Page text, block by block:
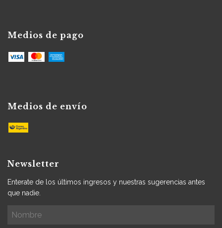
Medios de pago
Medios de envío
Newsletter
Enterate de los últimos ingresos y nuestras sugerencias antes
que nadie.